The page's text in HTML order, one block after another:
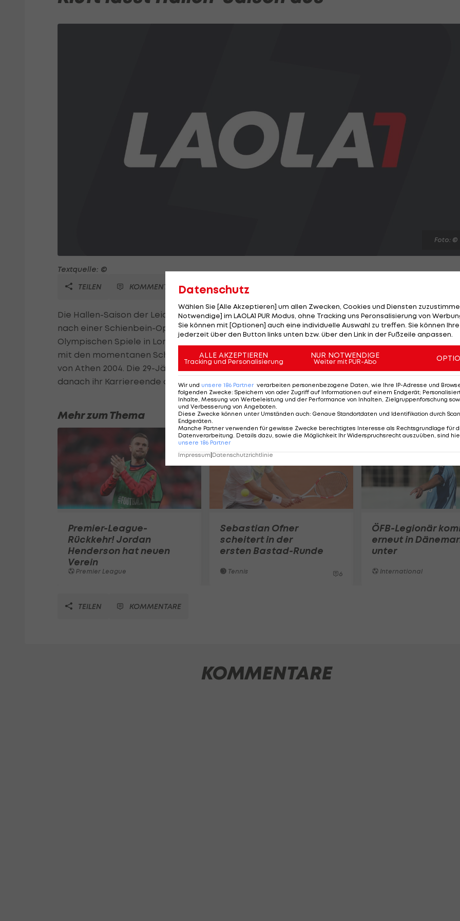
Foto: ©
Textquelle: ©
TEILEN
KOMMENTARE
Die Hallen-Saison der Leichtathleten findet ohne Carolina Klüft statt. Die Schwedin verzichtet
nach einer Schienbein-Operation auf ihre Teilnahme und richtet ihren Fokus ganz auf die
Olympischen Spiele in London. "Ich will im Weitsprung auf einem Weltklasse-Niveau agieren,
mit den momentanen Schmerzen ist das unmöglich", erklärt die Siebenkampf-Olympiasiegerin
von Athen 2004. Die 29-Jährige betrachtet London als letztes sportliches Ziel und kündigte für
danach ihr Karriereende an.
Mehr zum Thema
Premier-League-
Rückkehr! Jordan
Henderson hat neuen
Verein
Premier League
Sebastian Ofner
scheitert in der
ersten Bastad-Runde
Tennis 6
ÖFB-Legionär
erneut in
unter
International
TEILEN KOMMENTARE
KOMMENTARE
Datenschutz
Wählen Sie [Alle Akzeptieren] um allen Zwecken, Cookies und Diensten
Notwendige] im LAOLA1 PUR Modus, ohne Tracking uns Peronsalisierung von
Sie können mit [Optionen] auch eine individuelle Auswahl zu treffen. Sie können
jederzeit über den Button links unten bzw. über den Link in der Fußzeile anpassen.
ALLE AKZEPTIEREN
Tracking und Personalisierung
NUR NOTWENDIGE
Weiter mit PUR-Abo
Wir und unsere 186 Partner verarbeiten personenbezogene Daten, wie Ihre IP-Adresse und
folgenden Zwecke: Speichern von oder Zugriff auf Informationen auf einem Endgerät;
Inhalte, Messung von Werbeleistung und der Performance von Inhalten, Zielgruppenforschung
und Verbesserung von Angeboten
Diese Zwecke können unter Umständen auch: Genaue Standortdaten und Identifikation durch
Endgeräten
Manche Partner verwenden für gewisse Zwecke berechtigtes Interesse als Rechtsgrundlage für
Datenverarbeitung. Details dazu, sowie die Möglichkeit Ihr Widerspruchsrecht auszuüben, sind
unsere 186 Partner
Impressum|Datenschutzrichtlinie